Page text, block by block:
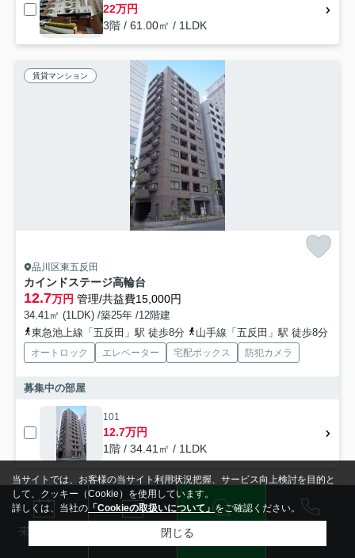
22万円
3階 / 61.00㎡ / 1LDK
賃貸マンション
品川区東五反田
カインドステージ高輪台
12.7万円 管理/共益費15,000円
34.41㎡ (1LDK) /築25年 /12階建
東急池上線「五反田」駅 徒歩8分
山手線「五反田」駅 徒歩8分
オートロック エレベーター 宅配ボックス 防犯カメラ
募集中の部屋
101
12.7万円
1階 / 34.41㎡ / 1LDK
賃貸マンション
来店予約
当サイトでは、お客様の当サイト利用状況把握、サービス向上検討を目的と
して、クッキー（Cookie）を使用しています。
詳しくは、当社の 「Cookieの取扱いについて」をご確認ください。
閉じる